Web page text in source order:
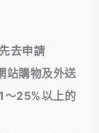
去申請
站購物及外送
～25%以上的